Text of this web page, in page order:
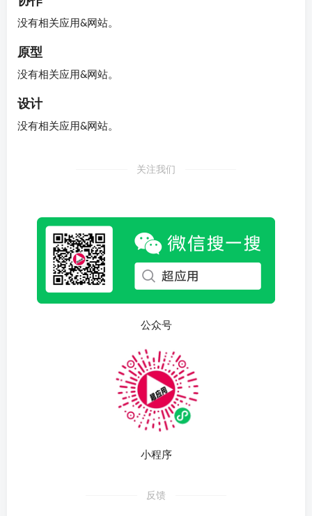
没有相关应用&网站。
原型
没有相关应用&网站。
设计
没有相关应用&网站。
关注我们
公众号
小程序
反馈